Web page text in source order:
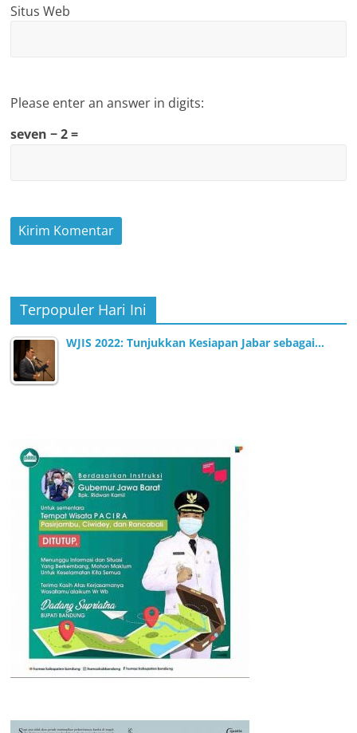
Situs Web
Please enter an answer in digits:
seven − 2 =
Terpopuler Hari Ini
WJIS 2022: Tunjukkan Kesiapan Jabar sebagai…